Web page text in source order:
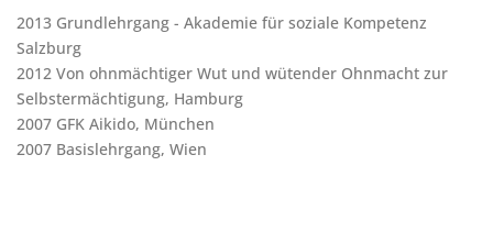
2013 Grundlehrgang - Akademie für soziale Kompetenz
Salzburg
2012 Von ohnmächtiger Wut und wütender Ohnmacht zur
Selbstermächtigung, Hamburg
2007 GFK Aikido, München
2007 Basislehrgang, Wien